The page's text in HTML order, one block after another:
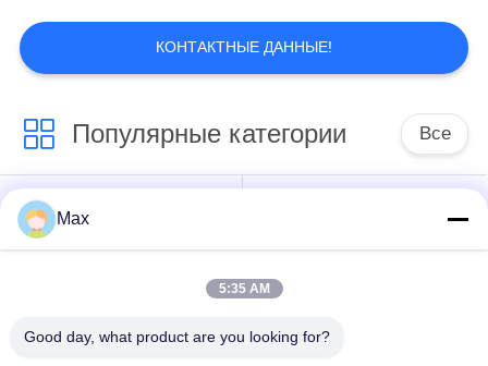
КОНТАКТНЫЕ ДАННЫЕ!
Популярные категории Все
Труба сплава
никеля
труба нержавеющей
стали
труба аустенитной
покрынная стальная
Max
5:35 AM
Good day, what product are you looking for?